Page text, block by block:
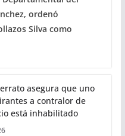
ordenó
Silva como
asegura que uno
a contralor de
está inhabilitado